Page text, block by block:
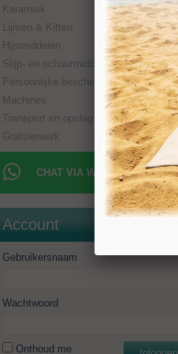
Keramiek
Lijmen & Kitten
Hijsmiddelen
Slijp- en schuurmiddelen
Persoonlijke bescherming
Machines
Transport en opslag
Grafsierwerk
CHAT VIA WHATSAPP
Account
Gebruikersnaam
Wachtwoord
Onthoud me